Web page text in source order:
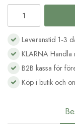
Leveranstid 1-3
KLARNA Handla
B2B kassa för
Köp i butik och